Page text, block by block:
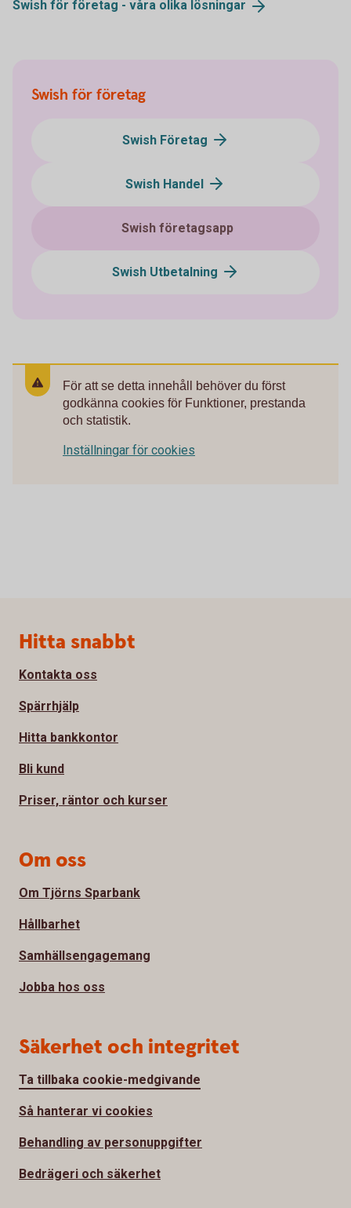
Swish för företag - våra olika lösningar
Swish för företag
Swish Företag
Swish Handel
Swish företagsapp
Swish Utbetalning
För att se detta innehåll behöver du först
godkänna cookies för Funktioner, prestanda
och statistik.
Inställningar för cookies
Sidfot
Hitta snabbt
Kontakta oss
Spärrhjälp
Hitta bankkontor
Bli kund
Priser, räntor och kurser
Om oss
Om Tjörns Sparbank
Hållbarhet
Samhällsengagemang
Jobba hos oss
Säkerhet och integritet
Ta tillbaka cookie-medgivande
Så hanterar vi cookies
Behandling av personuppgifter
Bedrägeri och säkerhet